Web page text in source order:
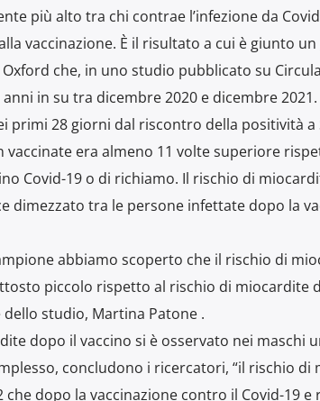
più alto tra chi contrae l’infezione da
vaccinazione. È il risultato a cui è giunto
che, in uno studio pubblicato su
in su tra dicembre 2020 e dicembre 2021.
primi 28 giorni dal riscontro della positività a
era almeno 11 volte superiore
Covid-19 o di richiamo. Il rischio di
dimezzato tra le persone infettate dopo la
abbiamo scoperto che il rischio di
piccolo rispetto al rischio di miocardite
dello studio, Martina Patone .
dopo il vaccino si è osservato nei maschi
concludono i ricercatori, “il rischio di
che dopo la vaccinazione contro il Covid-19